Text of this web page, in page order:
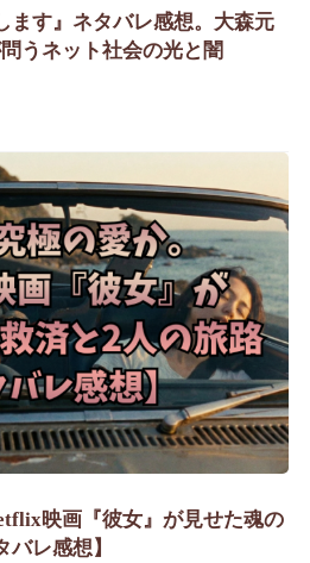
ます』ネタバレ感想。大森元
うネット社会の光と闇
映画『彼女』が見せた魂の
レ感想】